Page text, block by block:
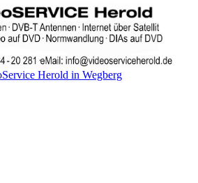
Herold in Wegberg